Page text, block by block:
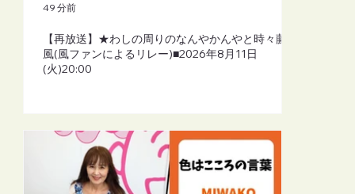
【再放送】★わしの周りのなんやかんやと時々藤井
風(風ファンによるリレー)■2026年8月11日
(火)20:00
49 分前